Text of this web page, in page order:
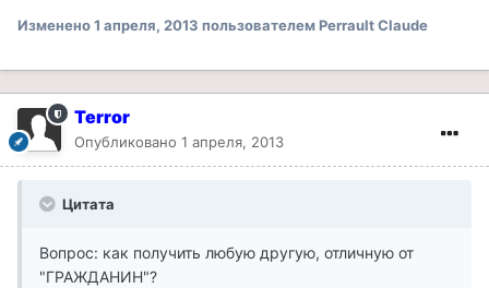
Изменено1 апреля, 2013 пользователем Perrault Claude
Terror
Опубликовано 1 апреля, 2013
Цитата
Вопрос: как получить любую другую, отличную от
"ГРАЖДАНИН"?